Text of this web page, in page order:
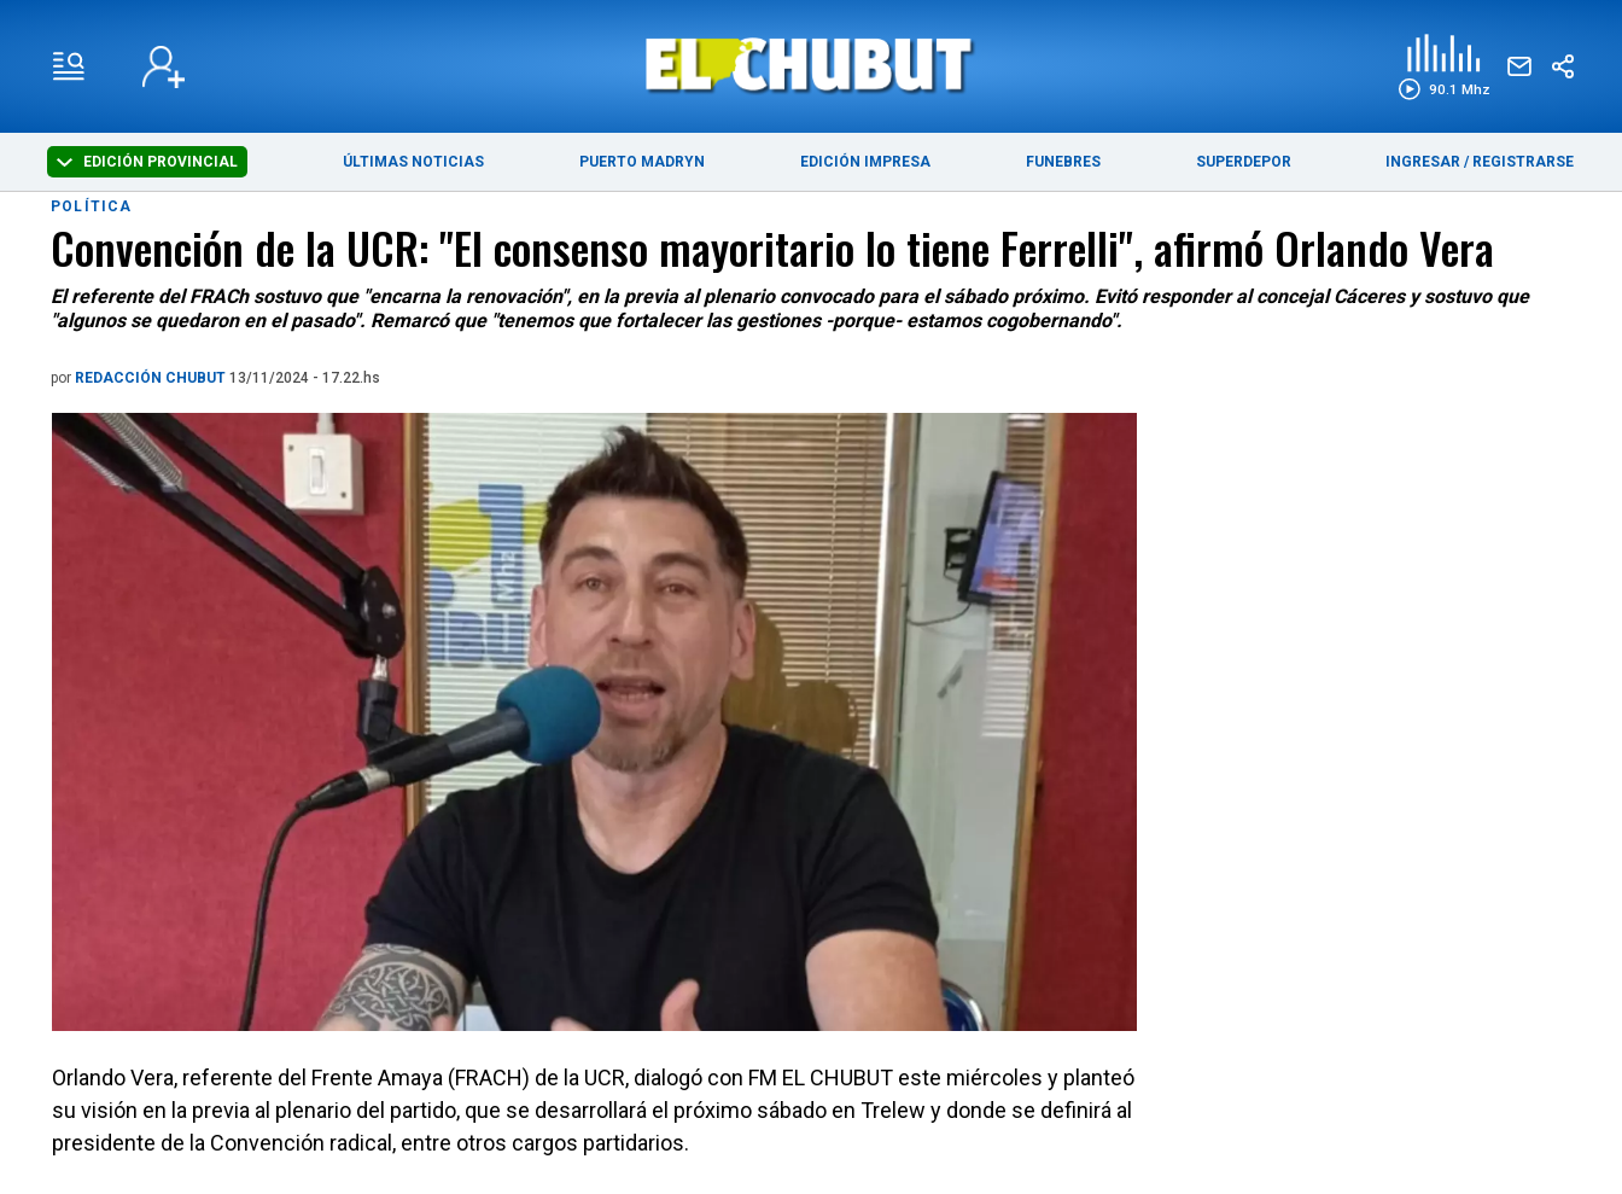
90.1 Mhz
EDICIÓN PROVINCIAL ÚLTIMAS NOTICIAS PUERTO MADRYN EDICIÓN IMPRESA FUNEBRES SUPERDEPOR INGRESAR / REGISTRARSE
ÚLTIMAS NOTICIAS PUERTO MADRYN
POLÍTICA
Convención de la UCR: "El consenso mayoritario lo tiene Ferrelli", afirmó Orlando Vera
El referente del FRACh sostuvo que "encarna la renovación", en la previa al plenario convocado para el sábado próximo. Evitó responder al concejal Cáceres y sostuvo que
"algunos se quedaron en el pasado". Remarcó que "tenemos que fortalecer las gestiones -porque- estamos cogobernando".
por REDACCIÓN CHUBUT 13/11/2024 - 17.22.hs
Orlando Vera, referente del Frente Amaya (FRACH) de la UCR, dialogó con FM EL CHUBUT este miércoles y planteó
su visión en la previa al plenario del partido, que se desarrollará el próximo sábado en Trelew y donde se definirá al
presidente de la Convención radical, entre otros cargos partidarios.